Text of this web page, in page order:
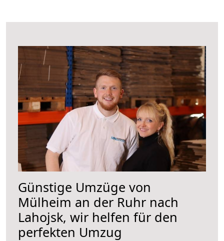
Günstige Umzüge von
Mülheim an der Ruhr nach
Lahojsk, wir helfen für den
perfekten Umzug